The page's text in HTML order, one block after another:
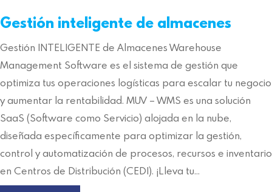
Gestión inteligente de almacenes
Gestión INTELIGENTE de Almacenes Warehouse
Management Software es el sistema de gestión que
optimiza tus operaciones logísticas para escalar tu negocio
y aumentar la rentabilidad. MUV – WMS es una solución
SaaS (Software como Servicio) alojada en la nube,
diseñada específicamente para optimizar la gestión,
control y automatización de procesos, recursos e inventario
en Centros de Distribución (CEDI). ¡Lleva tu…